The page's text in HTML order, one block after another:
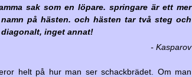
sak som en löpare. springare är ett mer
på hästen. och hästen tar två steg och
inget annat!
- Kasparov
helt på hur man ser schackbrädet. Om man